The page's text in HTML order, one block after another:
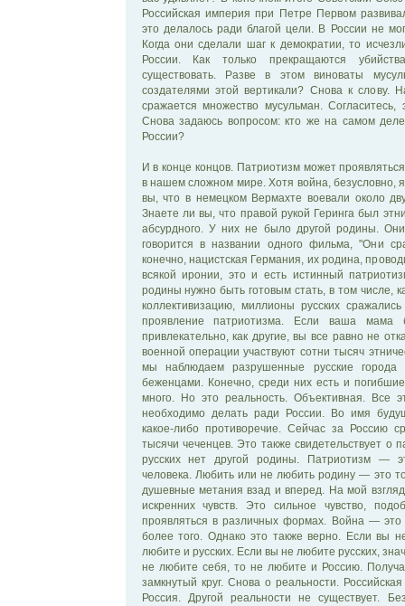
Российская империя при Петре Первом
это делалось ради благой цели. В России не
Когда они сделали шаг к демократии, то
России. Как только прекращаются
существовать. Разве в этом виноваты
создателями этой вертикали? Снова к слову.
сражается множество мусульман.
Снова задаюсь вопросом: кто же на самом
России?
И в конце концов. Патриотизм может
в нашем сложном мире. Хотя война, безусловно,
вы, что в немецком Вермахте воевали около
Знаете ли вы, что правой рукой Геринга был
абсурдного. У них не было другой родины.
говорится в названии одного фильма, "Они
конечно, нацистская Германия, их родина,
всякой иронии, это и есть истинный
родины нужно быть готовым стать, в том числе,
коллективизацию, миллионы русских
проявление патриотизма. Если ваша мама
привлекательно, как другие, вы все равно не
военной операции участвуют сотни тысяч
мы наблюдаем разрушенные русские города
беженцами. Конечно, среди них есть и
много. Но это реальность. Объективная. Все
необходимо делать ради России. Во имя
какое-либо противоречие. Сейчас за Россию
тысячи чеченцев. Это также свидетельствует о
русских нет другой родины. Патриотизм —
человека. Любить или не любить родину — это
душевные метания взад и вперед. На мой
искренних чувств. Это сильное чувство,
проявляться в различных формах. Война —
более того. Однако это также верно. Если вы
любите и русских. Если вы не любите русских,
не любите себя, то не любите и Россию.
замкнутый круг. Снова о реальности.
Россия. Другой реальности не существует.